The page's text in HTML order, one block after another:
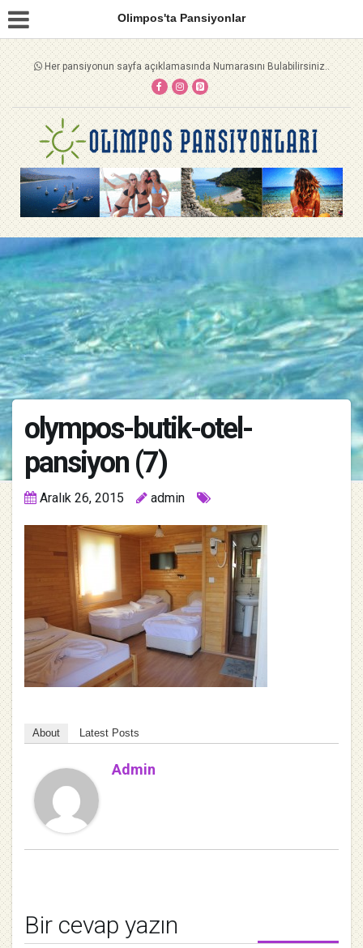
Olimpos'ta Pansiyonlar
Her pansiyonun sayfa açıklamasında Numarasını Bulabilirsiniz..
olympos-butik-otel-
pansiyon (7)
Aralık 26, 2015 admin
About Latest Posts
Admin
Bir cevap yazın